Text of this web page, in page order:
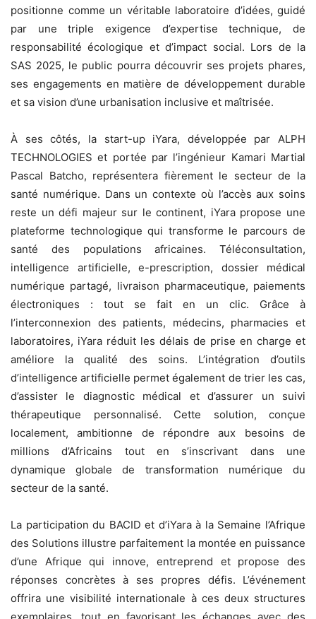
positionne comme un véritable laboratoire d’idées, guidé
par une triple exigence d’expertise technique, de
responsabilité écologique et d’impact social. Lors de la
SAS 2025, le public pourra découvrir ses projets phares,
ses engagements en matière de développement durable
et sa vision d’une urbanisation inclusive et maîtrisée.
À ses côtés, la start-up iYara, développée par ALPH
TECHNOLOGIES et portée par l’ingénieur Kamari Martial
Pascal Batcho, représentera fièrement le secteur de la
santé numérique. Dans un contexte où l’accès aux soins
reste un défi majeur sur le continent, iYara propose une
plateforme technologique qui transforme le parcours de
santé des populations africaines. Téléconsultation,
intelligence artificielle, e-prescription, dossier médical
numérique partagé, livraison pharmaceutique, paiements
électroniques : tout se fait en un clic. Grâce à
l’interconnexion des patients, médecins, pharmacies et
laboratoires, iYara réduit les délais de prise en charge et
améliore la qualité des soins. L’intégration d’outils
d’intelligence artificielle permet également de trier les cas,
d’assister le diagnostic médical et d’assurer un suivi
thérapeutique personnalisé. Cette solution, conçue
localement, ambitionne de répondre aux besoins de
millions d’Africains tout en s’inscrivant dans une
dynamique globale de transformation numérique du
secteur de la santé.
La participation du BACID et d’iYara à la Semaine l’Afrique
des Solutions illustre parfaitement la montée en puissance
d’une Afrique qui innove, entreprend et propose des
réponses concrètes à ses propres défis. L’événement
offrira une visibilité internationale à ces deux structures